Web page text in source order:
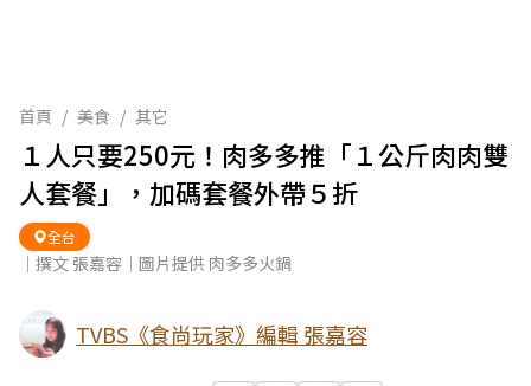
首頁 / 美食 / 其它
１人只要250元！肉多多推「１公斤肉肉雙
人套餐」，加碼套餐外帶５折
全台
｜撰文 張嘉容｜圖片提供 肉多多火鍋
TVBS《食尚玩家》編輯 張嘉容